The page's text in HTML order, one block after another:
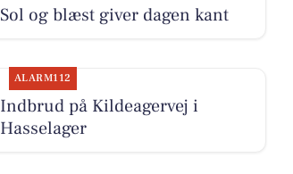
Sol og blæst giver dagen kant
ALARM112
Indbrud på Kildeagervej i
Hasselager